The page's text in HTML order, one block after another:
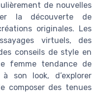
de nouvelles
la découverte de
originales. Les
virtuels, des
conseils de style en
femme tendance de
son look, d’explorer
composer des tenues